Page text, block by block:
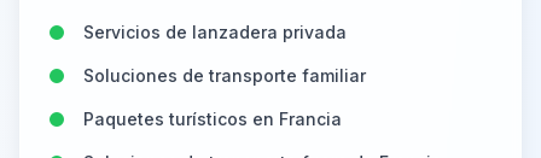
Servicios de lanzadera privada
Soluciones de transporte familiar
Paquetes turísticos en Francia